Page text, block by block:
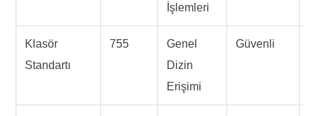
İşlemleri
Klasör
Standartı
755
Genel
Dizin
Erişimi
Güvenli